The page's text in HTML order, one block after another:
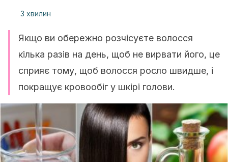
3 хвилин
Якщо ви обережно розчісуєте волосся
кілька разів на день, щоб не вирвати його, це
сприяє тому, щоб волосся росло швидше, і
покращує кровообіг у шкірі голови.